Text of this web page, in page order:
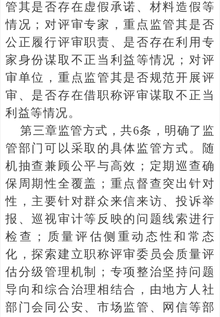
管其是否存在虚假承诺、材料造假等
情况；对评审专家，重点监管其是否
公正履行评审职责、是否存在利用专
家身份谋取不正当利益等情况；对评
审单位，重点监管其是否规范开展评
审、是否存在借职称评审谋取不正当
利益等情况。
第三章监管方式，共6条，明确了监
管部门可以采取的具体监管方式。随
机抽查兼顾公平与高效；定期巡查确
保周期性全覆盖；重点督查突出针对
性，主要针对群众来信来访、投诉举
报、巡视审计等反映的问题线索进行
检查；质量评估侧重动态性和常态
化，探索建立职称评审委员会质量评
估分级管理机制；专项整治坚持问题
导向和综合治理相结合，由地方人社
部门会同公安、市场监管、网信等部